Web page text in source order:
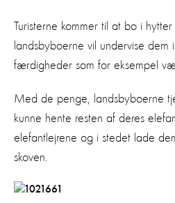
Turisterne kommer til at bo i
landsbyboerne vil undervise dem
færdigheder som for eksempel
Med de penge, landsbyboerne
kunne hente resten af deres
elefantlejrene og i stedet lade
skoven.